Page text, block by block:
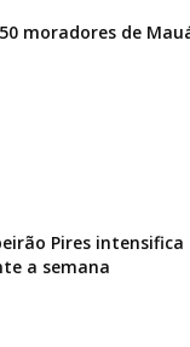
moradores de
Pires intensifica
a semana